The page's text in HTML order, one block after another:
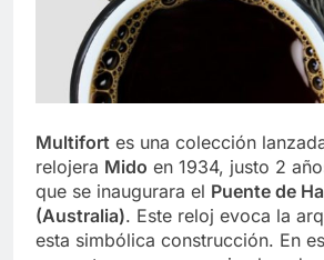
Multifort es una colección
relojera Mido en 1934, justo 2
que se inaugurara el Puente de
(Australia). Este reloj evoca la
esta simbólica construcción. En